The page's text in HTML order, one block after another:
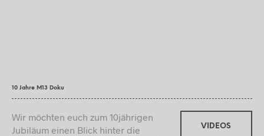
10 Jahre M13 Doku
Wir möchten euch zum 10jährigen
Jubiläum einen Blick hinter die
VIDEOS